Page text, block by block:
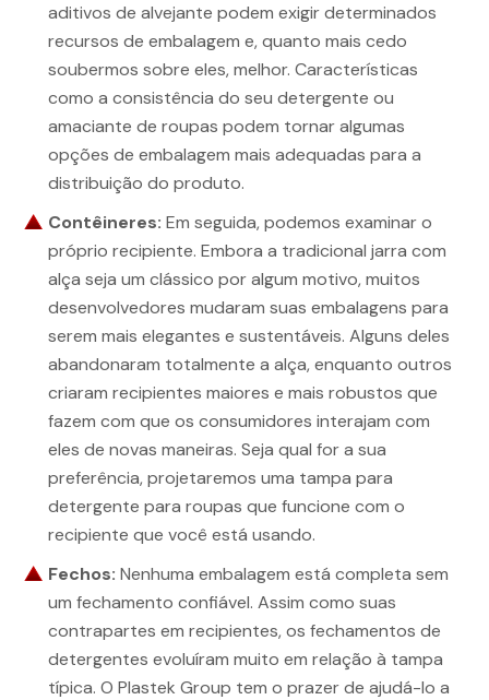
aditivos de alvejante podem exigir determinados
recursos de embalagem e, quanto mais cedo
soubermos sobre eles, melhor. Características
como a consistência do seu detergente ou
amaciante de roupas podem tornar algumas
opções de embalagem mais adequadas para a
distribuição do produto.
Contêineres: Em seguida, podemos examinar o
próprio recipiente. Embora a tradicional jarra com
alça seja um clássico por algum motivo, muitos
desenvolvedores mudaram suas embalagens para
serem mais elegantes e sustentáveis. Alguns deles
abandonaram totalmente a alça, enquanto outros
criaram recipientes maiores e mais robustos que
fazem com que os consumidores interajam com
eles de novas maneiras. Seja qual for a sua
preferência, projetaremos uma tampa para
detergente para roupas que funcione com o
recipiente que você está usando.
Fechos: Nenhuma embalagem está completa sem
um fechamento confiável. Assim como suas
contrapartes em recipientes, os fechamentos de
detergentes evoluíram muito em relação à tampa
típica. O Plastek Group tem o prazer de ajudá-lo a